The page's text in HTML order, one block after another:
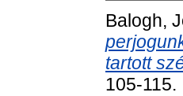
Balogh,
tartott
105-115.